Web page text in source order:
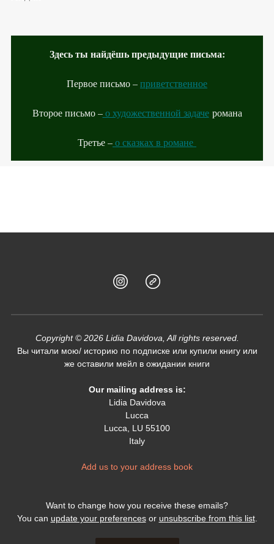
Здесь ты найдёшь предыдущие письма:
Первое письмо –приветственное
Второе письмо –о художественной задачеромана
Третье –о сказках в романе
Copyright © 2026 Lidia Davidova, All rights reserved.
Вы читали мою/ историю по подписке или купили книгу или
же оставили мейл в ожидании книги
Our mailing address is:
Lidia Davidova
Lucca
Lucca
LU 55100
Italy
Add us to your address book
Want to change how you receive these emails?
You can update your preferencesor unsubscribe from this list.